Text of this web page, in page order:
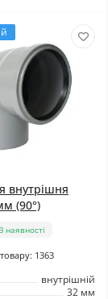
внутрішня
(90°)
В наявності
1363
внутрішній
32 мм